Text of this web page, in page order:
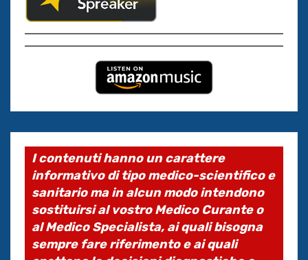
I contenuti hanno un carattere
informativo di tipo medico-scientifico e
sanitario ma in alcun modo intendono
sostituirsi al vostro Medico Curante o
al Medico Specialista, ai quali bisogna
sempre fare riferimento e ai quali